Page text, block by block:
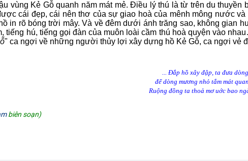
vùng Kẻ Gỗ quanh năm mát mẻ. Điều lý thú là từ trên du
cái đẹp, cái nên thơ của sự giao hoà của mênh mông nước
in rõ bóng trời mây. Và về đêm dưới ánh trăng sao, không gian
tiếng hú, tiếng gọi đàn của muôn loài cầm thú hoà quyện vào
" ca ngợi về những người thủy lợi xây dựng hồ Kẻ Gỗ, ca ngợi vẻ
... Ðắp hồ xây đập, ta đưa
để dòng mương nhỏ tắm mát
Ruộng đồng ta thoả mơ uớc bao
biên soạn)